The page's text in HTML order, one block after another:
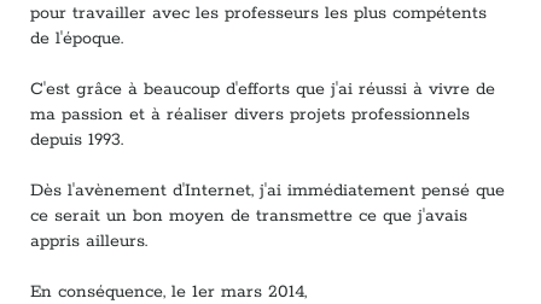
pour travailler avec les professeurs les plus compétents
de l'époque.
C'est grâce à beaucoup d'efforts que j'ai réussi à vivre de
ma passion et à réaliser divers projets professionnels
depuis 1993.
Dès l'avènement d'Internet, j'ai immédiatement pensé que
ce serait un bon moyen de transmettre ce que j'avais
appris ailleurs.
En conséquence, le 1er mars 2014,